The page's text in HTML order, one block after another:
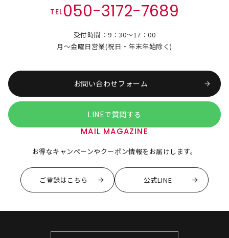
TEL050-3172-7689
受付時間：9：30～17：00
月～金曜日営業(祝日・年末年始除く)
お問い合わせフォーム
LINEで質問する
MAIL MAGAZINE
お得なキャンペーンやクーポン情報をお届けします。
ご登録はこちら 公式LINE